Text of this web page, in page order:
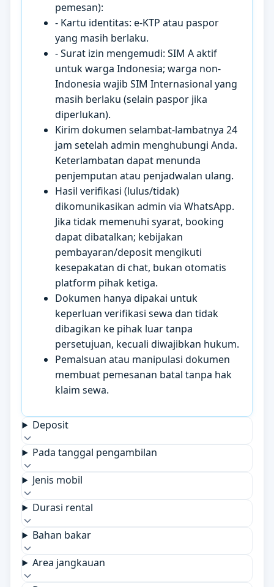
pemesan):
- Kartu identitas: e-KTP atau paspor
yang masih berlaku.
- Surat izin mengemudi: SIM A aktif
untuk warga Indonesia; warga non-
Indonesia wajib SIM Internasional yang
masih berlaku (selain paspor jika
diperlukan).
Kirim dokumen selambat-lambatnya 24
jam setelah admin menghubungi Anda.
Keterlambatan dapat menunda
penjemputan atau penjadwalan ulang.
Hasil verifikasi (lulus/tidak)
dikomunikasikan admin via WhatsApp.
Jika tidak memenuhi syarat, booking
dapat dibatalkan; kebijakan
pembayaran/deposit mengikuti
kesepakatan di chat, bukan otomatis
platform pihak ketiga.
Dokumen hanya dipakai untuk
keperluan verifikasi sewa dan tidak
dibagikan ke pihak luar tanpa
persetujuan, kecuali diwajibkan hukum.
Pemalsuan atau manipulasi dokumen
membuat pemesanan batal tanpa hak
klaim sewa.
Deposit
Pada tanggal pengambilan
Jenis mobil
Durasi rental
Bahan bakar
Area jangkauan